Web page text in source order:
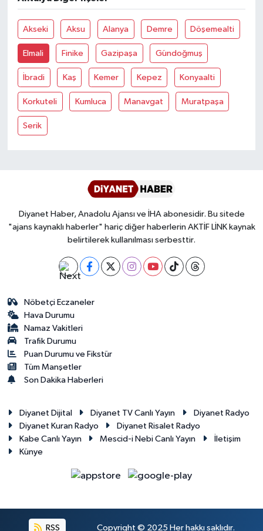
Akseki Aksu Alanya Demre Döşemealti
Elmali Finike Gazipaşa Gündoğmuş
İbradi Kaş Kemer Kepez Konyaalti
Korkuteli Kumluca Manavgat Muratpaşa
Serik
Diyanet Haber, Anadolu Ajansı ve İHA abonesidir. Bu sitede
"ajans kaynaklı haberler" hariç diğer haberlerin AKTİF LİNK kaynak
belirtilerek kullanılması serbesttir.
Nöbetçi Eczaneler
Hava Durumu
Namaz Vakitleri
Trafik Durumu
Puan Durumu ve Fikstür
Tüm Manşetler
Son Dakika Haberleri
Diyanet Dijital Diyanet TV Canlı Yayın
Diyanet Radyo
Diyanet Kuran Radyo
Diyanet Risalet Radyo
Kabe Canlı Yayın
Mescid-i Nebi Canlı Yayın
İletişim
Künye
RSS Copyright © 2025 Her hakkı saklıdır.
Bitlis Müftülüğü
Bolu Müftülüğü
Burdur Müftülüğü
Bursa Müftülüğü
Çankırı Müftülüğü
Çorum Müftülüğü
Denizli Müftülüğü
Diyarbakır Müftülüğü
Düzce Müftülüğü
Edirne Müftülüğü
Erzurum Müftülüğü
Eskişehir Müftülüğü
Gaziantep Müftülüğü
Giresun Müftülüğü
Sağlık
Makaleler
Ekonomi
Duyurular
Bilim, Teknoloji
Biyografiler
Diyanet TV
İhtida Haberleri
YAŞAM